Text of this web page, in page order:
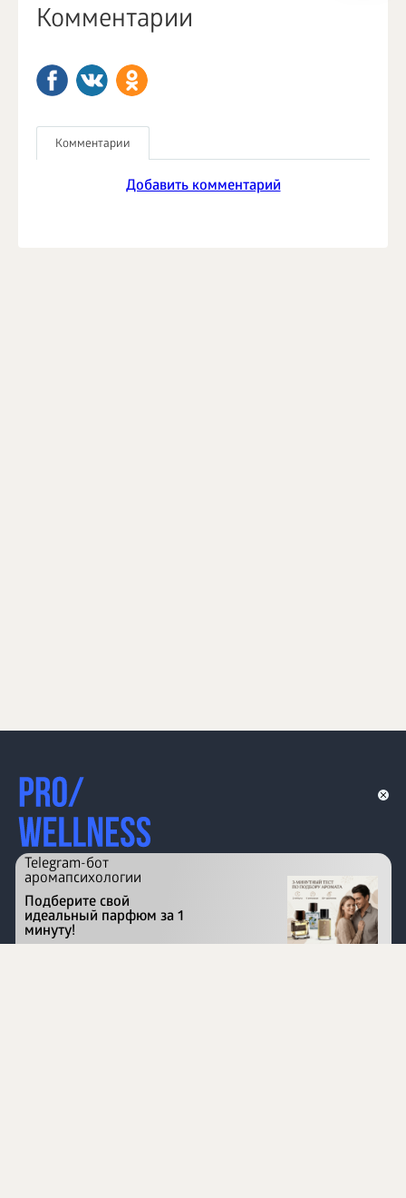
Комментарии
Комментарии
Добавить комментарий
Перейти на сайт
Telegram-бот
аромапсихологии
Подберите свой
идеальный парфюм за 1
минуту!